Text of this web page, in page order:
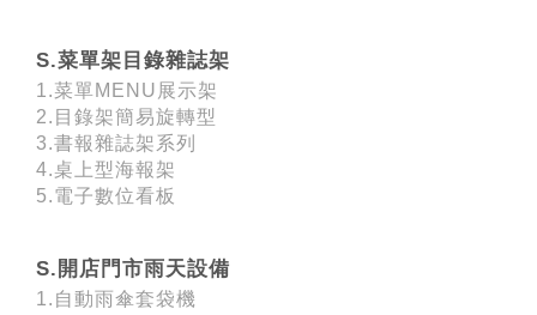
S.菜單架目錄雜誌架
1.菜單MENU展示架
2.目錄架簡易旋轉型
3.書報雜誌架系列
4.桌上型海報架
5.電子數位看板
S.開店門市雨天設備
1.自動雨傘套袋機